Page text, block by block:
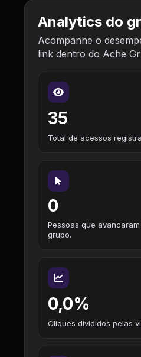
Analytics do
Acompanhe o
link dentro do Ache
35
Total de acessos
0
Pessoas que
grupo.
0,0%
Cliques divididos pelas